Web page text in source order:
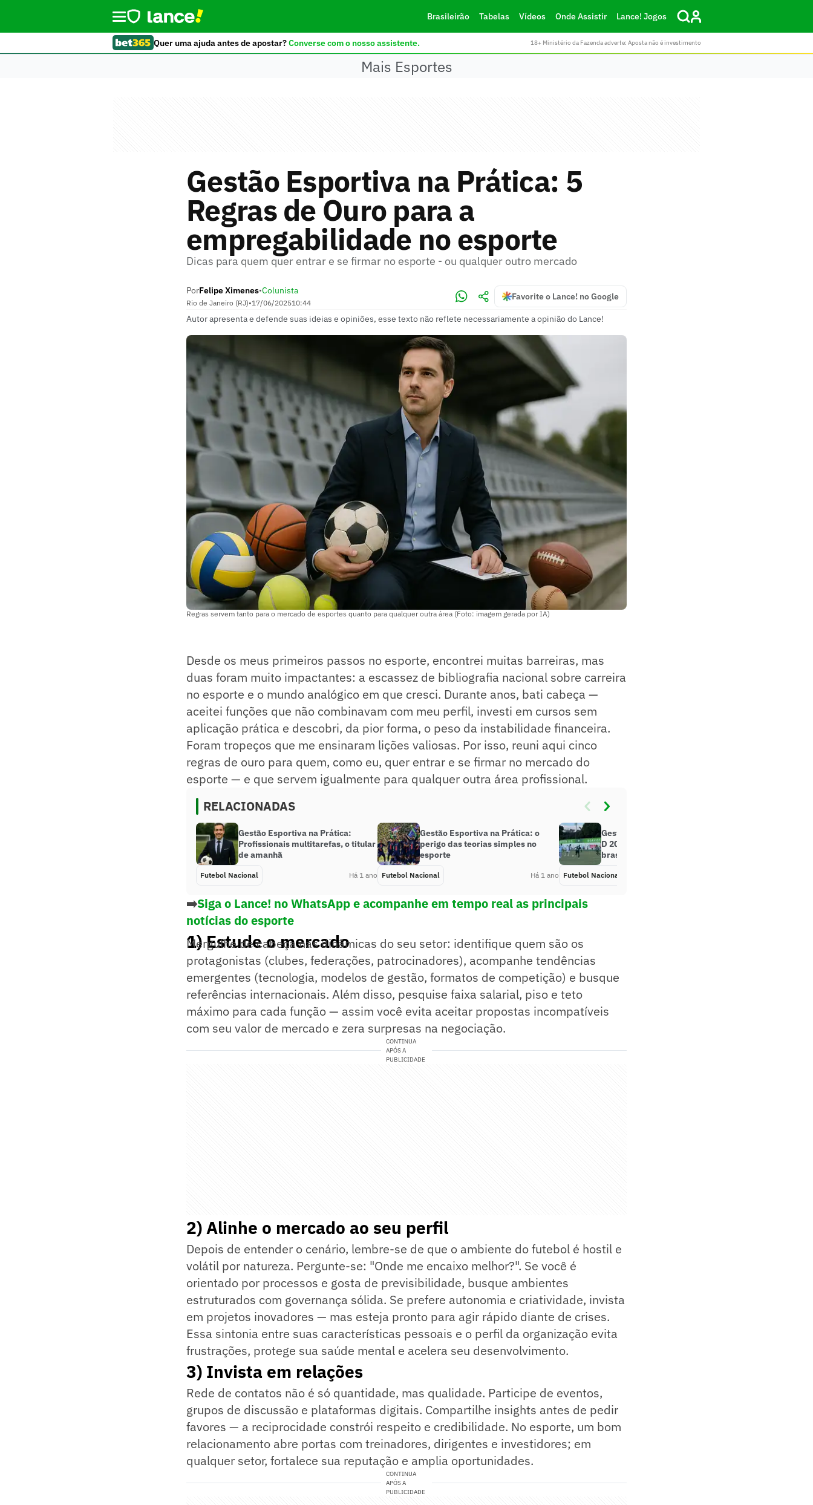
Brasileirão Tabelas Vídeos Onde Assistir Lance! Jogos
Quer uma ajuda antes de apostar?Converse com o nosso assistente. 18+ Ministério da Fazenda adverte: Aposta não é investimento
Mais Esportes
Gestão Esportiva na Prática: 5
Regras de Ouro para a
empregabilidade no esporte
Dicas para quem quer entrar e se firmar no esporte - ou qualquer outro mercado
PorFelipe Ximenes•Colunista
Rio de Janeiro (RJ)•17/06/202510:44
Favorite o Lance! no Google
Autor apresenta e defende suas ideias e opiniões, esse texto não reflete necessariamente a opinião do Lance!
Regras servem tanto para o mercado de esportes quanto para qualquer outra área (Foto: imagem gerada por IA)
Desde os meus primeiros passos no esporte, encontrei muitas barreiras, mas
duas foram muito impactantes: a escassez de bibliografia nacional sobre carreira
no esporte e o mundo analógico em que cresci. Durante anos, bati cabeça —
aceitei funções que não combinavam com meu perfil, investi em cursos sem
aplicação prática e descobri, da pior forma, o peso da instabilidade financeira.
Foram tropeços que me ensinaram lições valiosas. Por isso, reuni aqui cinco
regras de ouro para quem, como eu, quer entrar e se firmar no mercado do
esporte — e que servem igualmente para qualquer outra área profissional.
RELACIONADAS
Gestão Esportiva na Prática:
Profissionais multitarefas, o titular
de amanhã
Futebol Nacional Há 1 ano
Gestão Esportiva na Prática: o
perigo das teorias simples no
esporte
Futebol Nacional Há 1 ano
Gestão Esportiva na Prática: Série
D 2025, a Fórmula UNO do futebol
brasileiro
Futebol Nacional
➡️Siga o Lance! no WhatsApp e acompanhe em tempo real as principais
notícias do esporte
1) Estude o mercado
Mergulhe de cabeça nas dinâmicas do seu setor: identifique quem são os
protagonistas (clubes, federações, patrocinadores), acompanhe tendências
emergentes (tecnologia, modelos de gestão, formatos de competição) e busque
referências internacionais. Além disso, pesquise faixa salarial, piso e teto
máximo para cada função — assim você evita aceitar propostas incompatíveis
com seu valor de mercado e zera surpresas na negociação.
CONTINUA
APÓS A
PUBLICIDADE
2) Alinhe o mercado ao seu perfil
Depois de entender o cenário, lembre-se de que o ambiente do futebol é hostil e
volátil por natureza. Pergunte-se: "Onde me encaixo melhor?". Se você é
orientado por processos e gosta de previsibilidade, busque ambientes
estruturados com governança sólida. Se prefere autonomia e criatividade, invista
em projetos inovadores — mas esteja pronto para agir rápido diante de crises.
Essa sintonia entre suas características pessoais e o perfil da organização evita
frustrações, protege sua saúde mental e acelera seu desenvolvimento.
3) Invista em relações
Rede de contatos não é só quantidade, mas qualidade. Participe de eventos,
grupos de discussão e plataformas digitais. Compartilhe insights antes de pedir
favores — a reciprocidade constrói respeito e credibilidade. No esporte, um bom
relacionamento abre portas com treinadores, dirigentes e investidores; em
qualquer setor, fortalece sua reputação e amplia oportunidades.
CONTINUA
APÓS A
PUBLICIDADE